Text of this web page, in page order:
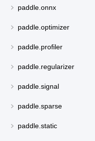
paddle.onnx
paddle.optimizer
paddle.profiler
paddle.regularizer
paddle.signal
paddle.sparse
paddle.static